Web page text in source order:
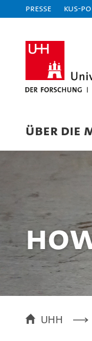
Presse KUS-
ÜBER DIE
UHH